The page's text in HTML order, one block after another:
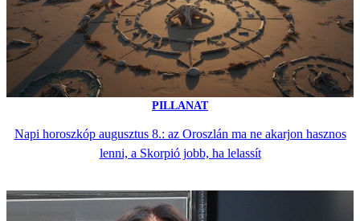
PILLANAT
Napi horoszkóp augusztus 8.: az Oroszlán ma ne akarjon hasznos
lenni, a Skorpió jobb, ha lelassít